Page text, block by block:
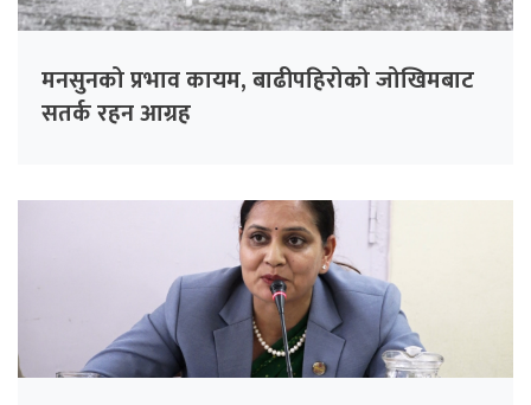
मनसुनको प्रभाव कायम, बाढीपहिरोको जोखिमबाट
सतर्क रहन आग्रह